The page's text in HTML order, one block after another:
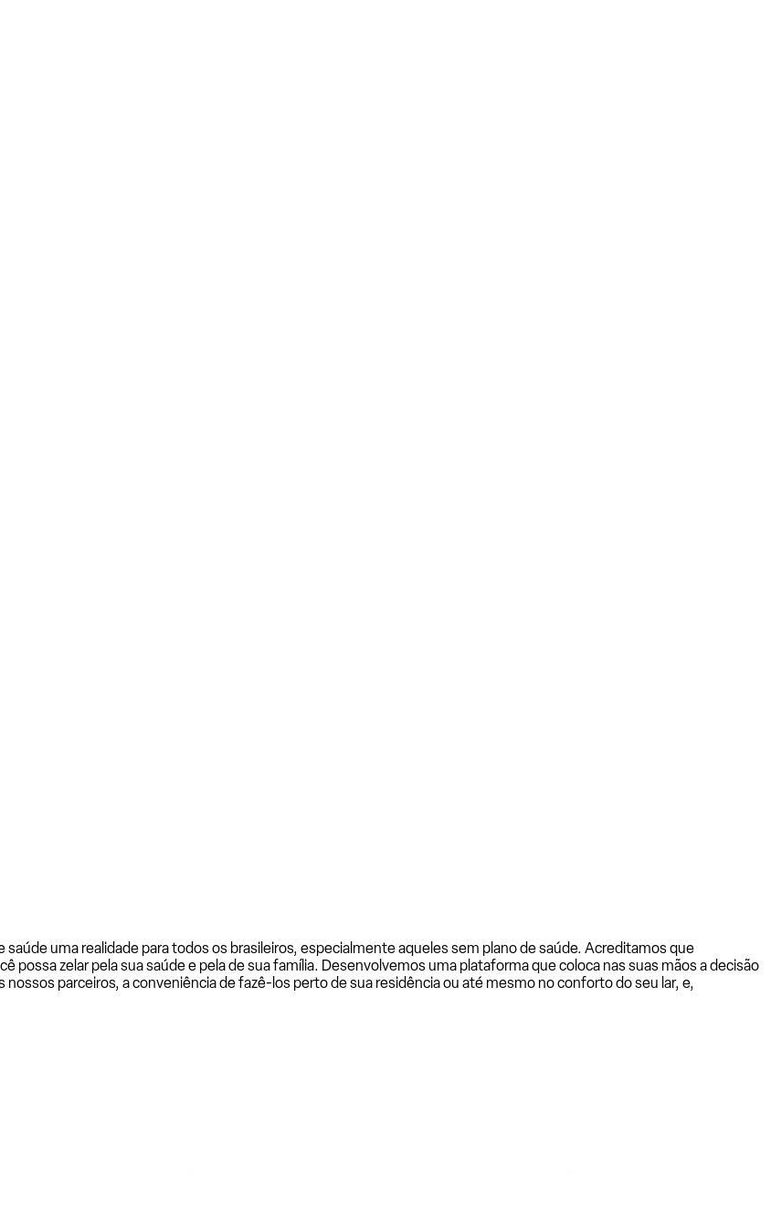
uma realidade para todos os brasileiros, especialmente aqueles sem plano de saúde. Acreditamos que
zelar pela sua saúde e pela de sua família. Desenvolvemos uma plataforma que coloca nas suas mãos a decisão
parceiros, a conveniência de fazê-los perto de sua residência ou até mesmo no conforto do seu lar, e,